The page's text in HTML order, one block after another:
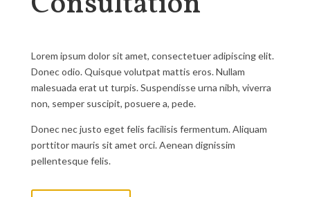
Lorem ipsum dolor sit amet, consectetuer adipiscing elit.
Donec odio. Quisque volutpat mattis eros. Nullam
malesuada erat ut turpis. Suspendisse urna nibh, viverra
non, semper suscipit, posuere a, pede.
Donec nec justo eget felis facilisis fermentum. Aliquam
porttitor mauris sit amet orci. Aenean dignissim
pellentesque felis.